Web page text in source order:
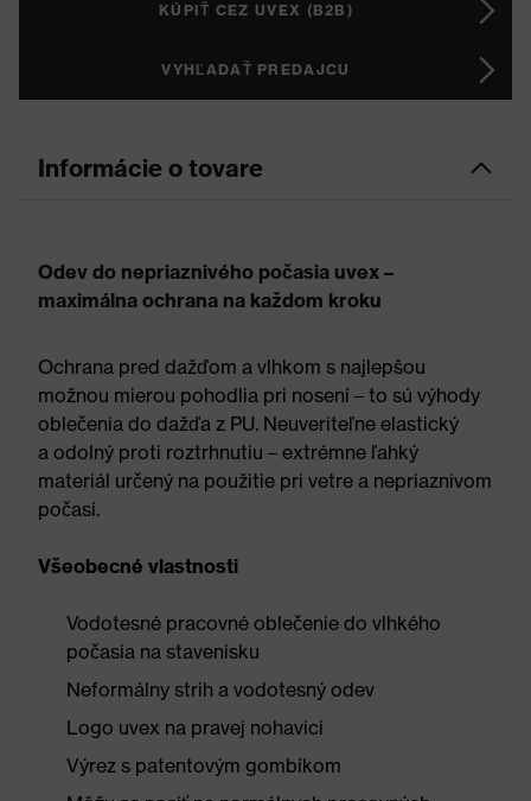
KÚPIŤ CEZ UVEX (B2B)
VYHĽADAŤ PREDAJCU
Informácie o tovare
Odev do nepriaznivého počasia uvex –
maximálna ochrana na každom kroku
Ochrana pred dažďom a vlhkom s najlepšou
možnou mierou pohodlia pri nosení – to sú výhody
oblečenia do dažďa z PU. Neuveriteľne elastický
a odolný proti roztrhnutiu – extrémne ľahký
materiál určený na použitie pri vetre a nepriaznivom
počasí.
Všeobecné vlastnosti
Vodotesné pracovné oblečenie do vlhkého
počasia na stavenisku
Neformálny strih a vodotesný odev
Logo uvex na pravej nohavici
Výrez s patentovým gombíkom